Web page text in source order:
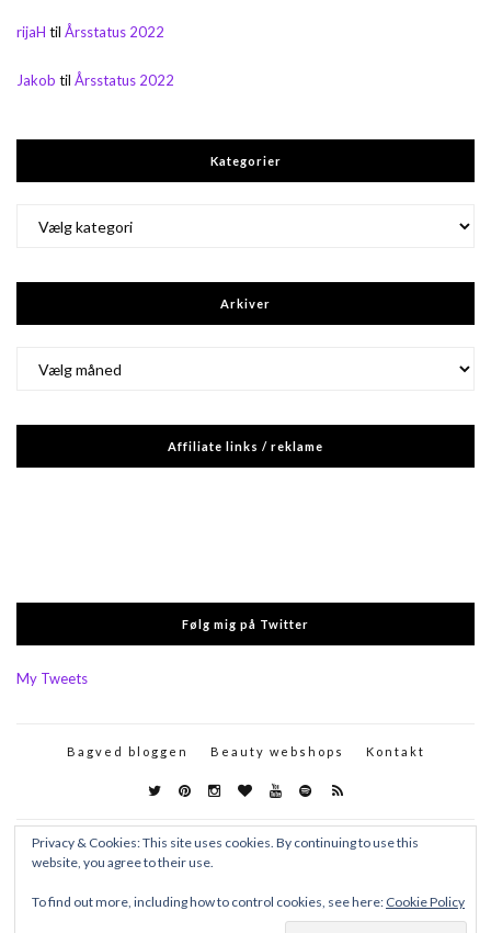
rijaH til Årsstatus 2022
Jakob til Årsstatus 2022
Kategorier
Arkiver
Affiliate links / reklame
Følg mig på Twitter
My Tweets
Bagved bloggen Beauty webshops Kontakt
Privacy & Cookies: This site uses cookies. By continuing to use this
website, you agree to their use.
To find out more, including how to control cookies, see here: Cookie Policy